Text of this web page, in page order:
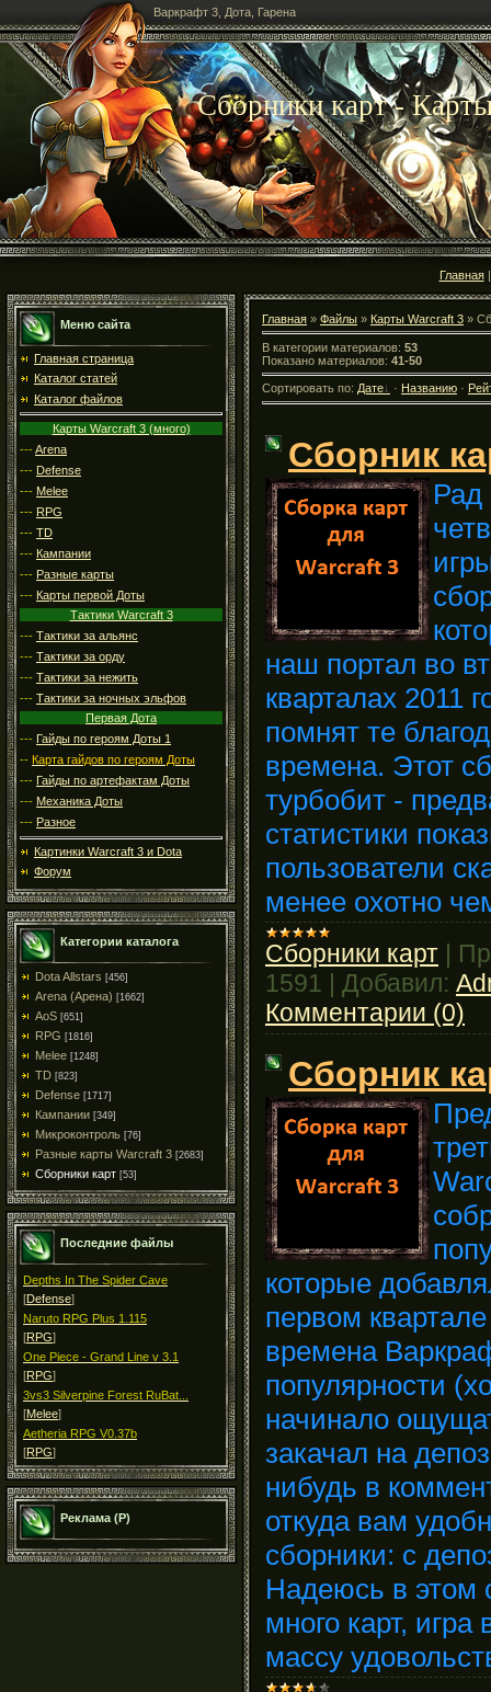
Варкрафт 3, Дота, Гарена
Сборники карт -
Главная
Меню сайта
Главная страница
Каталог статей
Каталог файлов
Карты Warcraft 3 (много)
---Arena
--- Defense
--- Melee
--- RPG
--- TD
--- Кампании
--- Разные карты
--- Карты первой Доты
Тактики Warcraft 3
--- Тактики за альянс
--- Тактики за орду
--- Тактики за нежить
--- Тактики за ночных эльфов
Первая Дота
--- Гайды по героям Доты 1
-- Карта гайдов по героям Доты
--- Гайды по артефактам Доты
--- Механика Доты
--- Разное
Картинки Warcraft 3 и Dota
Форум
Категории каталога
Dota Allstars [456]
Arena (Арена) [1662]
AoS [651]
RPG [1816]
Melee [1248]
TD [823]
Defense [1717]
Кампании [349]
Микроконтроль [76]
Разные карты Warcraft 3 [2683]
Сборники карт [53]
Последние файлы
Depths In The Spider Cave
[Defense]
Naruto RPG Plus 1.115
[RPG]
One Piece - Grand Line v 3.1
[RPG]
3vs3 Silverpine Forest RuBat...
[Melee]
Aetheria RPG V0.37b
[RPG]
Реклама (Р)
Главная » Файлы » Карты Warcraft 3 »
В категории материалов: 53
Показано материалов: 41-50
Сортировать по: Дате · Названию ·
Сборник
Рад
наш портал во
кварталах 2011
помнят те
времена. Этот
турбобит -
статистики
пользователи
менее охотно
Сборники карт |
1591 | Добавил:
Комментарии (0)
Сборник
которые
первом
времена
популярности
начинало
закачал на
нибудь в
откуда вам
сборники: с
Надеюсь в этом
много карт,
массу